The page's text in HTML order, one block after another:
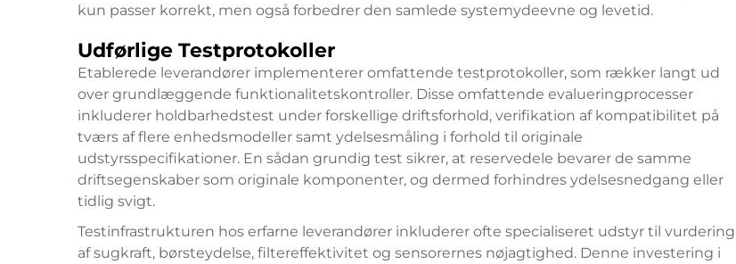
kun passer korrekt, men også forbedrer den samlede systemydeevne og levetid.
Udførlige Testprotokoller
Etablerede leverandører implementerer omfattende testprotokoller, som rækker langt ud
over grundlæggende funktionalitetskontroller. Disse omfattende evalueringprocesser
inkluderer holdbarhedstest under forskellige driftsforhold, verifikation af kompatibilitet på
tværs af flere enhedsmodeller samt ydelsesmåling i forhold til originale
udstyrsspecifikationer. En sådan grundig test sikrer, at reservedele bevarer de samme
driftsegenskaber som originale komponenter, og dermed forhindres ydelsesnedgang eller
tidlig svigt.
Testinfrastrukturen hos erfarne leverandører inkluderer ofte specialiseret udstyr til vurdering
af sugkraft, børsteydelse, filtereffektivitet og sensorernes nøjagtighed. Denne investering i